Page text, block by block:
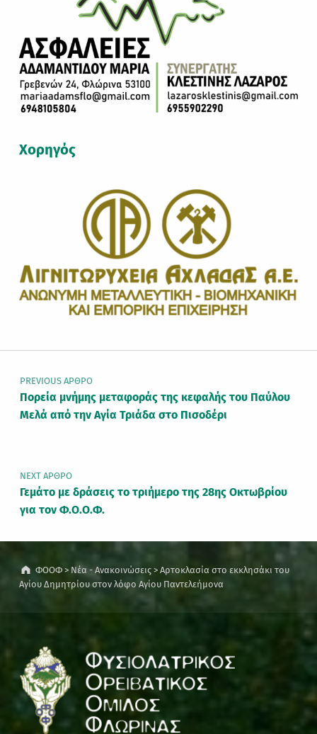
Χορηγός
Πλοήγηση άρθρων
PREVIOUS ΆΡΘΡΟ
Πορεία μνήμης μεταφοράς της κεφαλής του Παύλου
Μελά από την Αγία Τριάδα στο Πισοδέρι
NEXT ΆΡΘΡΟ
Γεμάτο με δράσεις το τριήμερο της 28ης Οκτωβρίου
για τον Φ.Ο.Ο.Φ.
ΦΟΟΦ> Νέα - Ανακοινώσεις> Αρτοκλασία στο εκκλησάκι του
Αγίου Δημητρίου στον λόφο Αγίου Παντελεήμονα